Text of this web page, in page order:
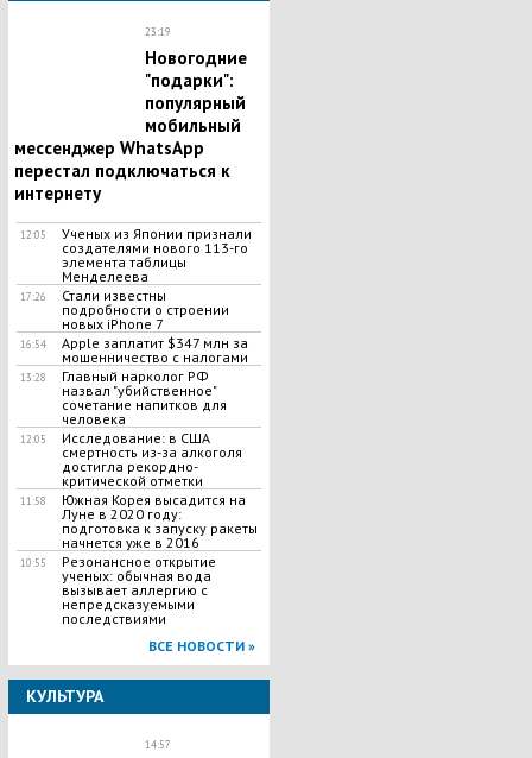
23:19
Новогодние
"подарки":
популярный
мобильный
мессенджер WhatsApp
перестал подключаться к
интернету
12:05
Ученых из Японии признали
создателями нового 113-го
элемента таблицы
Менделеева
17:26
Стали известны
подробности о строении
новых iPhone 7
16:54
Apple заплатит $347 млн за
мошенничество с налогами
13:28
Главный нарколог РФ
назвал "убийственное"
сочетание напитков для
человека
12:05
Исследование: в США
смертность из-за алкоголя
достигла рекордно-
критической отметки
11:58
Южная Корея высадится на
Луне в 2020 году:
подготовка к запуску ракеты
начнется уже в 2016
10:55
Резонансное открытие
ученых: обычная вода
вызывает аллергию с
непредсказуемыми
последствиями
ВСЕ НОВОСТИ »
КУЛЬТУРА
14:57